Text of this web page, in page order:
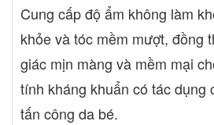
Cung cấp độ ẩm không làm
khỏe và tóc mềm mượt, đồng
giác mịn màng và mềm mại
tính kháng khuẩn có tác dụng
tấn công da bé.